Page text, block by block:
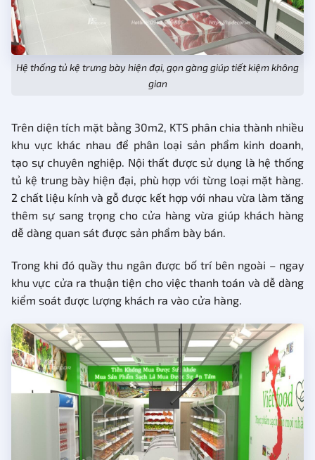
Hệ thống tủ kệ trưng bày hiện đại, gọn gàng giúp tiết kiệm không
gian
Trên diện tích mặt bằng 30m2, KTS phân chia thành nhiều
khu vực khác nhau để phân loại sản phẩm kinh doanh,
tạo sự chuyên nghiệp. Nội thất được sử dụng là hệ thống
tủ kệ trung bày hiện đại, phù hợp với từng loại mặt hàng.
2 chất liệu kính và gỗ được kết hợp với nhau vừa làm tăng
thêm sự sang trọng cho cửa hàng vừa giúp khách hàng
dễ dàng quan sát được sản phẩm bày bán.
Trong khi đó quầy thu ngân được bố trí bên ngoài – ngay
khu vực cửa ra thuận tiện cho việc thanh toán và dễ dàng
kiểm soát được lượng khách ra vào cửa hàng.